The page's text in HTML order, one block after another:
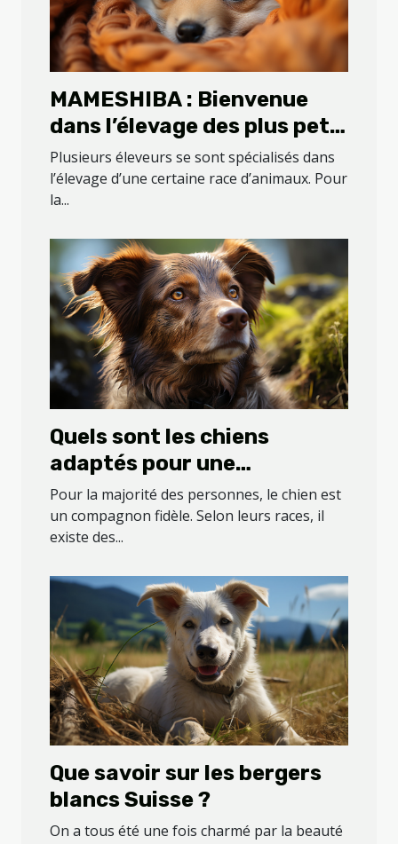
MAMESHIBA : Bienvenue
dans l’élevage des plus petit
shiba du que vous pouvez
retrouver sur la planète
Plusieurs éleveurs se sont spécialisés dans
l’élevage d’une certaine race d’animaux. Pour
la...
Quels sont les chiens
adaptés pour une
septuagénaire ?
Pour la majorité des personnes, le chien est
un compagnon fidèle. Selon leurs races, il
existe des...
Que savoir sur les bergers
blancs Suisse ?
On a tous été une fois charmé par la beauté